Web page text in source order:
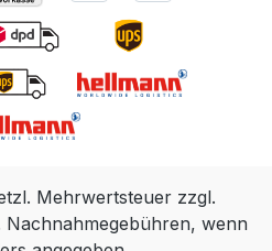
Mehrwertsteuer zzgl.
wenn